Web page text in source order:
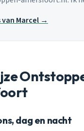
van Marcel →
dag en nacht